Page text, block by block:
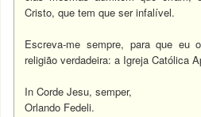
Cristo, que tem que ser infalível.
Escreva-me sempre, para que eu
religião verdadeira: a Igreja Católica
In Corde Jesu, semper,
Orlando Fedeli.